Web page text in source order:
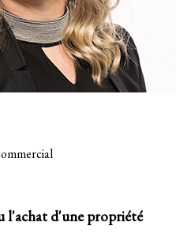
l'achat d'une propriété